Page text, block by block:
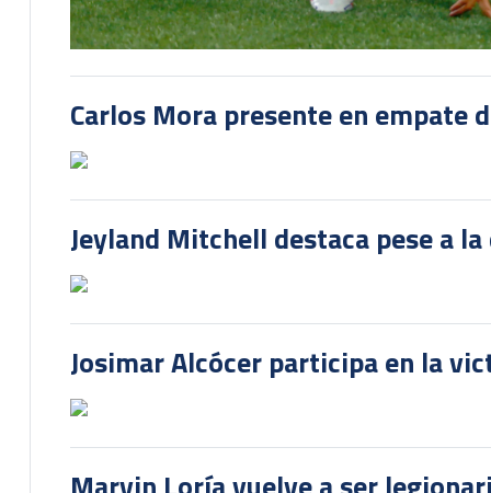
Carlos Mora presente en empate
Jeyland Mitchell destaca pese a
Josimar Alcócer participa en la